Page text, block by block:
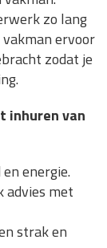
zo lang
ervoor
zodat je
inhuren van
energie.
advies met
strak en